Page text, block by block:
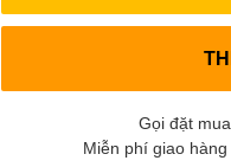
Gọi đặt
Miễn phí giao